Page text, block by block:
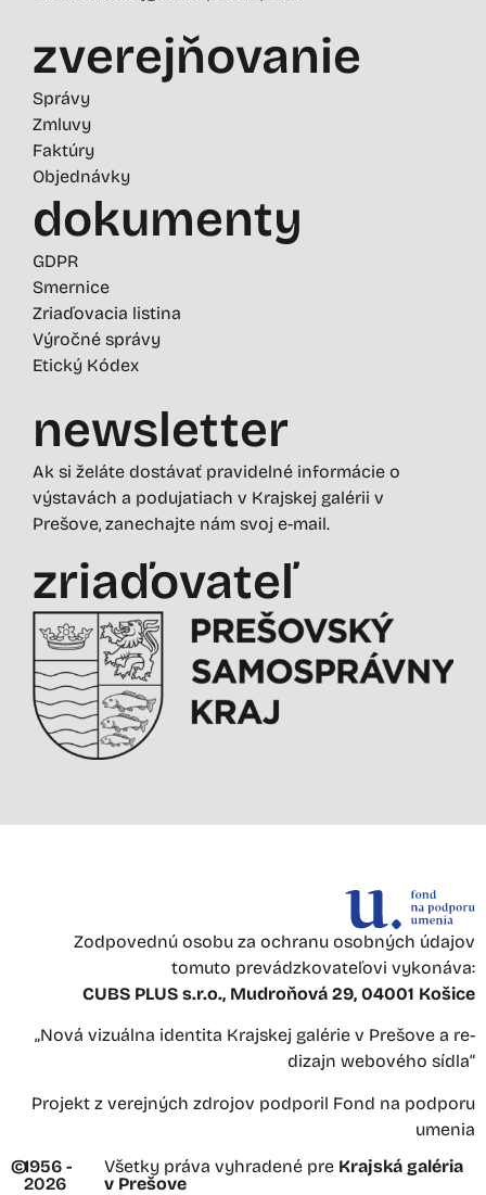
zverejňovanie
Správy
Zmluvy
Faktúry
Objednávky
dokumenty
GDPR
Smernice
Zriaďovacia listina
Výročné správy
Etický Kódex
newsletter
Ak si želáte dostávať pravidelné informácie o
výstavách a podujatiach v Krajskej galérii v
Prešove, zanechajte nám svoj e-mail.
zriaďovateľ
Zodpovednú osobu za ochranu osobných údajov
tomuto prevádzkovateľovi vykonáva:
CUBS PLUS s.r.o., Mudroňová 29, 04001 Košice
„Nová vizuálna identita Krajskej galérie v Prešove a re-
dizajn webového sídla“
Projekt z verejných zdrojov podporil Fond na podporu
umenia
©1956 -
2026
Všetky práva vyhradené pre Krajská galéria
v Prešove